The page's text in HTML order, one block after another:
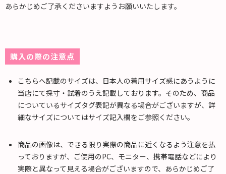
あらかじめご了承くださいますようお願いいたします。
購入の際の注意点
こちらへ記載のサイズは、日本人の着用サイズ感にあうように
当店にて採寸・試着のうえ記載しております。そのため、商品
についているサイズタグ表記が異なる場合がございますが、詳
細なサイズについてはサイズ記入欄をご参照ください。
商品の画像は、できる限り実際の商品に近くなるよう注意を払
っておりますが、ご使用のPC、モニター、携帯電話などにより
実際と異なって見える場合がございますので、あらかじめご了